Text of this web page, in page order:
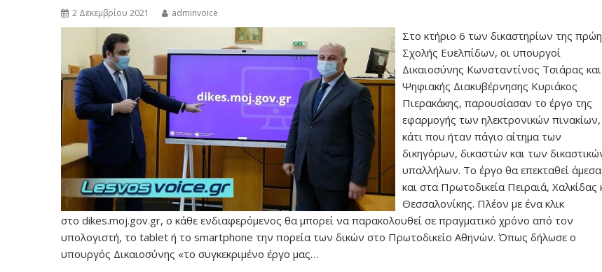
2 Δεκεμβρίου 2021 adminvoice
Στο κτήριο 6 των δικαστηρίων της
Σχολής Ευελπίδων, οι υπουργοί
Δικαιοσύνης Κωνσταντίνος Τσιάρας και
Ψηφιακής Διακυβέρνησης Κυριάκος
Πιερακάκης, παρουσίασαν το έργο της
εφαρμογής των ηλεκτρονικών πινακίων,
κάτι που ήταν πάγιο αίτημα των
δικηγόρων, δικαστών και των
υπαλλήλων. Το έργο θα επεκταθεί άμεσα
και στα Πρωτοδικεία Πειραιά, Χαλκίδας
Θεσσαλονίκης. Πλέον με ένα κλικ
στο dikes.moj.gov.gr, ο κάθε ενδιαφερόμενος θα μπορεί να παρακολουθεί σε πραγματικό χρόνο από τον
υπολογιστή, το tablet ή το smartphone την πορεία των δικών στο Πρωτοδικείο Αθηνών. Όπως δήλωσε ο
υπουργός Δικαιοσύνης «το συγκεκριμένο έργο μας…